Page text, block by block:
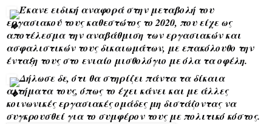
Έκανε ειδική αναφορά στην μεταβολή του
εργασιακού τους καθεστώτος το 2020, που είχε ως
αποτέλεσμα την αναβάθμιση των εργασιακών και
ασφαλιστικών τους δικαιωμάτων, με επακόλουθο την
ένταξη τους στο ενιαίο μισθολόγιο με όλα τα οφέλη.
Δήλωσε δε, ότι θα στηρίζει πάντα τα δίκαια
αιτήματα τους, όπως το έχει κάνει και με άλλες
κοινωνικές εργασιακές ομάδες μη διστάζοντας να
συγκρουσθεί για το συμφέρον τους με πολιτικό κόστος.